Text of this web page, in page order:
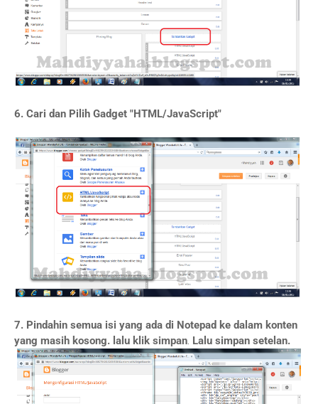
6. Cari dan Pilih Gadget "HTML/JavaScript"
7. Pindahin semua isi yang ada di Notepad ke dalam konten
yang masih kosong. lalu klik simpan. Lalu simpan setelan.